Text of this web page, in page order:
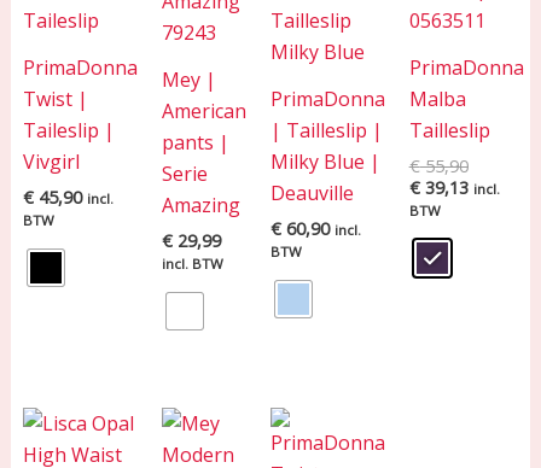
PrimaDonna
Twist |
Taileslip |
Vivgirl
€45,90 incl.
BTW
Mey |
American
pants |
Serie
Amazing
€29,99
incl. BTW
PrimaDonna
| Tailleslip |
Milky Blue |
Deauville
€60,90 incl.
BTW
PrimaDonna
Malba
Tailleslip
€55,90
€39,13 incl.
BTW